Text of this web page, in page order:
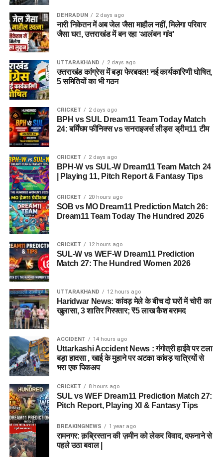
प्रति सोच में बदलाव की कोशिश भी है।
अगर यह योजना धरातल पर उतरती है तो संस्थागत जीवन की जगह उन्हें
परिवार जैसा माहौल, बेहतर स्वतंत्रता और सामाजिक वातावरण मिल
सकेगा। इससे बच्चों और महिलाओं के मानसिक और सामाजिक विकास में
भी मदद मिलने की उम्मीद है।
DEHRADUN 2 days ago
नारी निकेतन में अब जेल जैसा माहौल नहीं, मिलेगा परिवार
जैसा घर!, उत्तराखंड में बन रहा ‘आलंबन गांव’
UTTARAKHAND 2 days ago
उत्तराखंड कांग्रेस में बड़ा फेरबदल! नई कार्यकारिणी घोषित,
5 समितियों का भी गठन
CRICKET 2 days ago
BPH vs SUL Dream11 Team Today Match
24: बर्मिंघम फीनिक्स vs सनराइजर्स लीड्स ड्रीम11 टीम
CRICKET 2 days ago
BPH-W vs SUL-W Dream11 Team Match 24
| Playing 11, Pitch Report & Fantasy Tips
CRICKET 20 hours ago
SOB vs MO Dream11 Prediction Match 26:
Dream11 Team Today The Hundred 2026
CRICKET 12 hours ago
SUL-W vs WEF-W Dream11 Prediction
Match 27: The Hundred Women 2026
UTTARAKHAND 12 hours ago
Haridwar News: कांवड़ मेले के बीच दो घरों में चोरी का
खुलासा, 3 शातिर गिरफ्तार; ₹5 लाख कैश बरामद
ACCIDENT 14 hours ago
Uttarkashi Accident News : गंगोत्री हाईवे पर टला
बड़ा हादसा , खाई के मुहाने पर अटका कांवड़ यात्रियों से
भरा एक पिकअप
CRICKET 8 hours ago
SUL vs WEF Dream11 Prediction Match 27:
Pitch Report, Playing XI & Fantasy Tips
BREAKINGNEWS 1 year ago
रामनगर: क़ब्रिस्तान की ज़मीन को लेकर विवाद, दफनाने से
पहले उठा बवाल |